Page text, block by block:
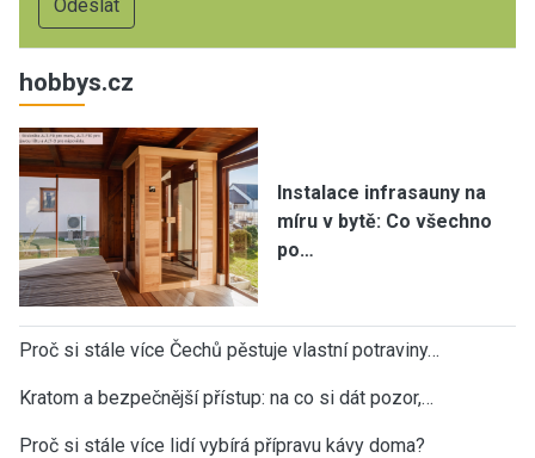
hobbys.cz
Instalace infrasauny na
míru v bytě: Co všechno
po…
Proč si stále více Čechů pěstuje vlastní potraviny…
Kratom a bezpečnější přístup: na co si dát pozor,…
Proč si stále více lidí vybírá přípravu kávy doma?